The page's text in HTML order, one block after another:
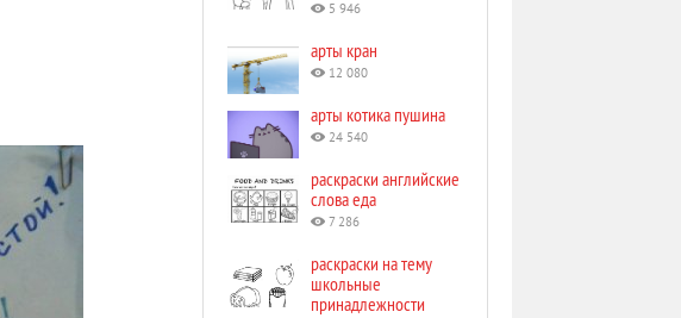
5 946
арты кран
12 080
арты котика пушина
24 540
раскраски английские
слова еда
7 286
раскраски на тему
школьные
принадлежности